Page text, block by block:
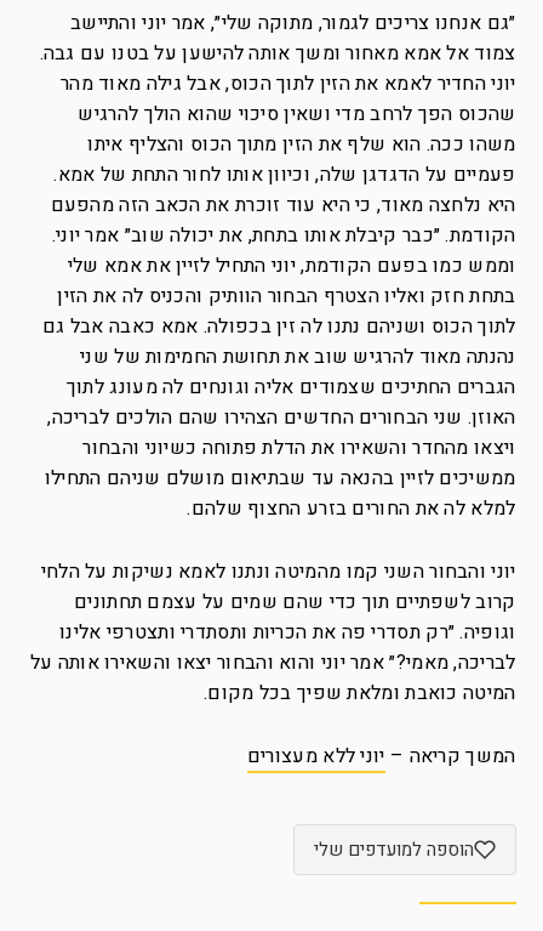
״גם אנחנו צריכים לגמור, מתוקה שלי״, אמר יוני והתיישב
צמוד אל אמא מאחור ומשך אותה להישען על בטנו עם גבה.
יוני החדיר לאמא את הזין לתוך הכוס, אבל גילה מאוד מהר
שהכוס הפך לרחב מדי ושאין סיכוי שהוא הולך להרגיש
משהו ככה. הוא שלף את הזין מתוך הכוס והצליף איתו
פעמיים על הדגדגן שלה, וכיוון אותו לחור התחת של אמא.
היא נלחצה מאוד, כי היא עוד זוכרת את הכאב הזה מהפעם
הקודמת. ״כבר קיבלת אותו בתחת, את יכולה שוב״ אמר יוני.
וממש כמו בפעם הקודמת, יוני התחיל לזיין את אמא שלי
בתחת חזק ואליו הצטרף הבחור הוותיק והכניס לה את הזין
לתוך הכוס ושניהם נתנו לה זין בכפולה. אמא כאבה אבל גם
נהנתה מאוד להרגיש שוב את תחושת החמימות של שני
הגברים החתיכים שצמודים אליה וגונחים לה מעונג לתוך
האוזן. שני הבחורים החדשים הצהירו שהם הולכים לבריכה,
ויצאו מהחדר והשאירו את הדלת פתוחה כשיוני והבחור
ממשיכים לזיין בהנאה עד שבתיאום מושלם שניהם התחילו
למלא לה את החורים בזרע החצוף שלהם.
יוני והבחור השני קמו מהמיטה ונתנו לאמא נשיקות על הלחי
קרוב לשפתיים תוך כדי שהם שמים על עצמם תחתונים
וגופיה. ״רק תסדרי פה את הכריות ותסתדרי ותצטרפי אלינו
לבריכה, מאמי?״ אמר יוני והוא והבחור יצאו והשאירו אותה על
המיטה כואבת ומלאת שפיך בכל מקום.
המשך קריאה – יוני ללא מעצורים
הוספה למועדפים שלי